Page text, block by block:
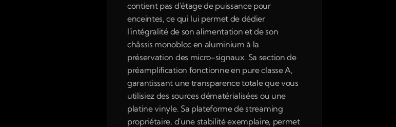
contient pas d'étage de puissance pour
enceintes, ce qui lui permet de dédier
l'intégralité de son alimentation et de son
châssis monobloc en aluminium à la
préservation des micro-signaux. Sa section de
préamplification fonctionne en pure classe A,
garantissant une transparence totale que vous
utilisiez des sources dématérialisées ou une
platine vinyle. Sa plateforme de streaming
propriétaire, d'une stabilité exemplaire, permet